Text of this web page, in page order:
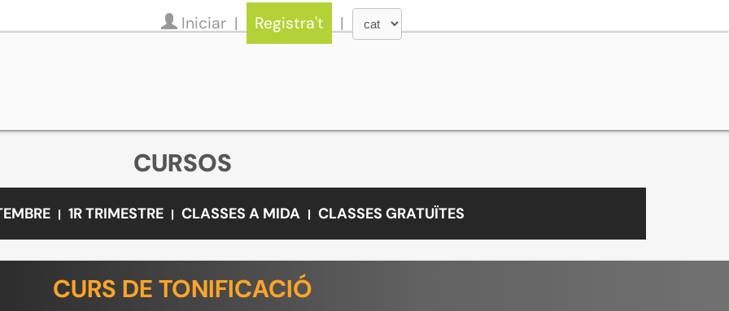
Iniciar Registra't
CURSOS
1R TRIMESTRE CLASSES A MIDA CLASSES GRATUÏTES
CURS DE TONIFICACIÓ